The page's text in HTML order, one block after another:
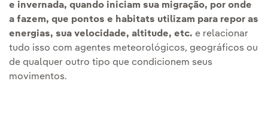
e invernada, quando iniciam sua migração, por onde
a fazem, que pontos e habitats utilizam para repor as
energias, sua velocidade, altitude, etc. e relacionar
tudo isso com agentes meteorológicos, geográficos ou
de qualquer outro tipo que condicionem seus
movimentos.